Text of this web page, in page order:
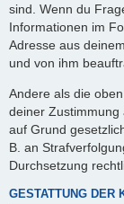
sind. Wenn du
Informationen im
Adresse aus
und von ihm
Andere als die
deiner Zustimmung
auf Grund
B. an
Durchsetzung
GESTATTUNG DER